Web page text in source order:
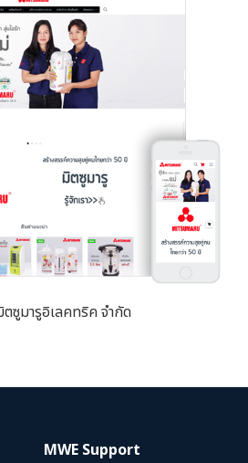
ซูมารูอิเลคทริค จำกัด
MWE Support